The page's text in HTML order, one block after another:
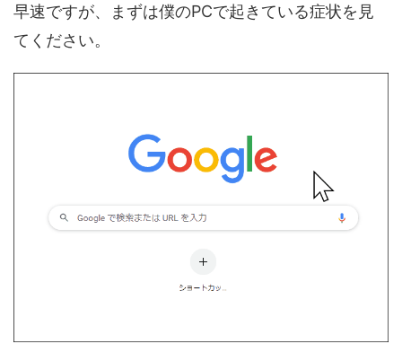
早速ですが、まずは僕のPCで起きている症状を見
てください。